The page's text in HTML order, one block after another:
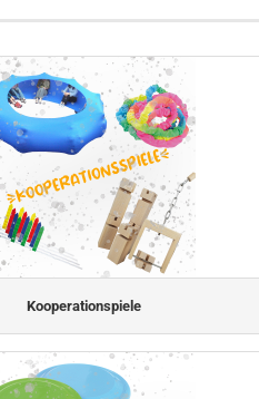
Kooperationspiele